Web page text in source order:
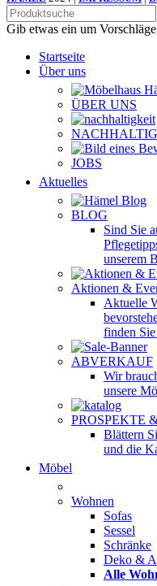
Gib etwas ein um
Startseite
Über uns
ÜBER UNS
JOBS
Aktuelles
BLOG
Sind Sie
unserem
Aktionen &
Aktuelle
finden Sie
ABVERKAUF
Wir
unsere
PROSPEKTE
Blättern
und die
Möbel
Wohnen
Sofas
Sessel
Schränke
Deko &
Alle